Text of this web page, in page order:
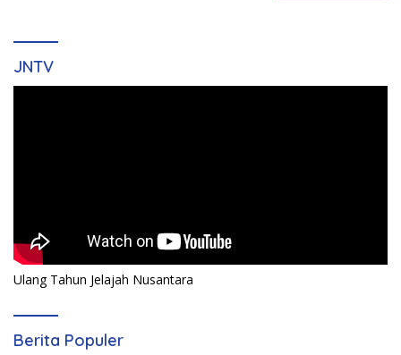
JNTV
Ulang Tahun Jelajah Nusantara
Berita Populer